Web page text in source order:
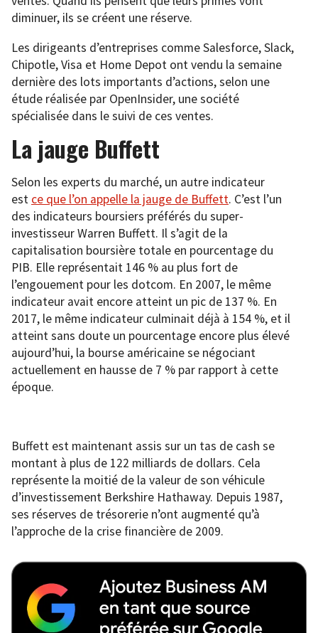
diminuer, ils se créent une réserve.
Les dirigeants d’entreprises comme Salesforce, Slack,
Chipotle, Visa et Home Depot ont vendu la semaine
dernière des lots importants d’actions, selon une
étude réalisée par OpenInsider, une société
spécialisée dans le suivi de ces ventes.
La jauge Buffett
Selon les experts du marché, un autre indicateur
est ce que l’on appelle la jauge de Buffett. C’est l’un
des indicateurs boursiers préférés du super-
investisseur Warren Buffett. Il s’agit de la
capitalisation boursière totale en pourcentage du
PIB. Elle représentait 146 % au plus fort de
l’engouement pour les dotcom. En 2007, le même
indicateur avait encore atteint un pic de 137 %. En
2017, le même indicateur culminait déjà à 154 %, et il
atteint sans doute un pourcentage encore plus élevé
aujourd’hui, la bourse américaine se négociant
actuellement en hausse de 7 % par rapport à cette
époque.
Buffett est maintenant assis sur un tas de cash se
montant à plus de 122 milliards de dollars. Cela
représente la moitié de la valeur de son véhicule
d’investissement Berkshire Hathaway. Depuis 1987,
ses réserves de trésorerie n’ont augmenté qu’à
l’approche de la crise financière de 2009.